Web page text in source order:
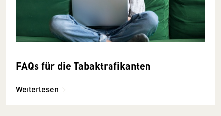
FAQs für die Tabaktrafikanten
Weiterlesen